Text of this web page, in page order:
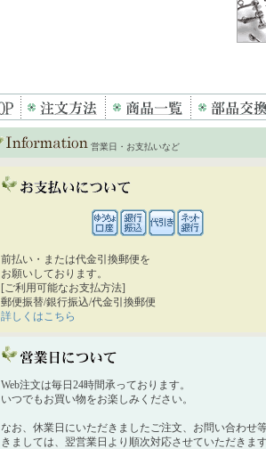
営業日・お支払いなど
前払い・または代金引換郵便を
お願いしております。
[ご利用可能なお支払方法]
郵便振替/銀行振込/代金引換郵便
詳しくはこちら
Web注文は毎日24時間承っております。
いつでもお買い物をお楽しみください。
なお、休業日にいただきましたご注文、お問い合わせ
きましては、翌営業日より順次対応させていただきま